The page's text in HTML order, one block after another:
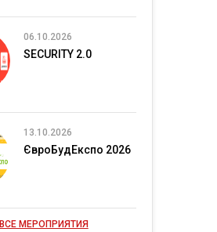
06.10.2026
SECURITY 2.0
13.10.2026
ЄвроБудЕкспо 2026
ВСЕ МЕРОПРИЯТИЯ